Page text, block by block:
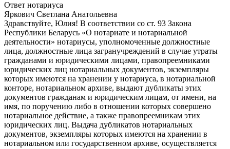
Ответ нотариуса
Яркович Светлана Анатольевна
Здравствуйте, Юлия! В соответствии со ст. 93 Закона
Республики Беларусь «О нотариате и нотариальной
деятельности» нотариусы, уполномоченные должностные
лица, должностные лица загранучреждений в случае утраты
гражданами и юридическими лицами, правопреемниками
юридических лиц нотариальных документов, экземпляры
которых имеются на хранении у нотариуса, в нотариальной
конторе, нотариальном архиве, выдают дубликаты этих
документов гражданам и юридическим лицам, от имени, на
имя, по поручению либо в отношении которых совершено
нотариальное действие, а также правопреемникам этих
юридических лиц. Выдача дубликатов нотариальных
документов, экземпляры которых имеются на хранении в
нотариальном или государственном архиве, осуществляется